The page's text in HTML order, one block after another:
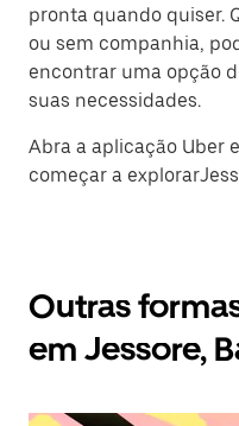
pronta quando quiser.
ou sem companhia,
encontrar uma opção
suas necessidades.
Abra a aplicação Uber
começar a
Outras
em Jessore,